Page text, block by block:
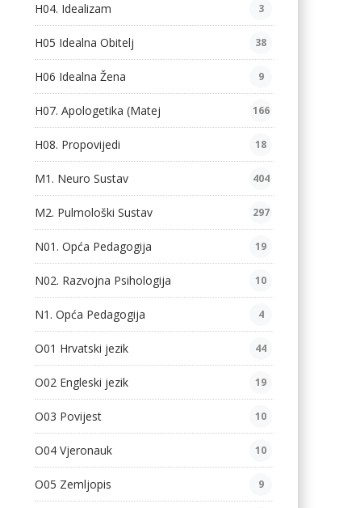
H04. Idealizam 3
H05 Idealna Obitelj 38
H06 Idealna Žena 9
H07. Apologetika (Matej 166
H08. Propovijedi 18
M1. Neuro Sustav 404
M2. Pulmološki Sustav 297
N01. Opća Pedagogija 19
N02. Razvojna Psihologija 10
N1. Opća Pedagogija 4
O01 Hrvatski jezik 44
O02 Engleski jezik 19
O03 Povijest 10
O04 Vjeronauk 10
O05 Zemljopis 9